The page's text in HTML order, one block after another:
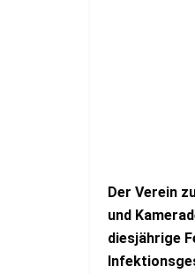
Der Verein
und
diesjährige